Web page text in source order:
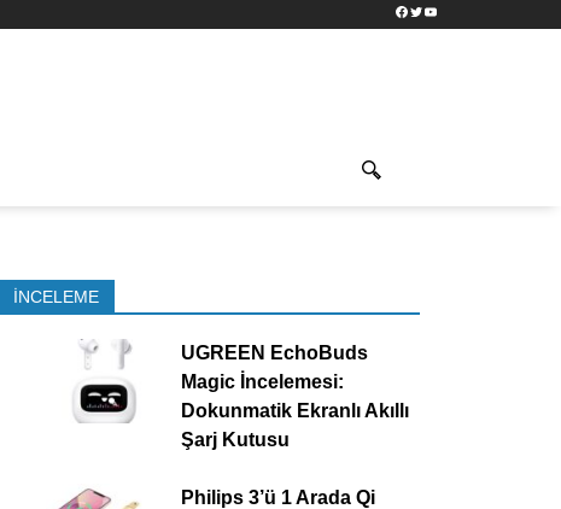
Facebook
TwitterYouTube
İNCELEME
UGREEN EchoBuds
Magic İncelemesi:
Dokunmatik Ekranlı Akıllı
Şarj Kutusu
Philips 3’ü 1 Arada Qi